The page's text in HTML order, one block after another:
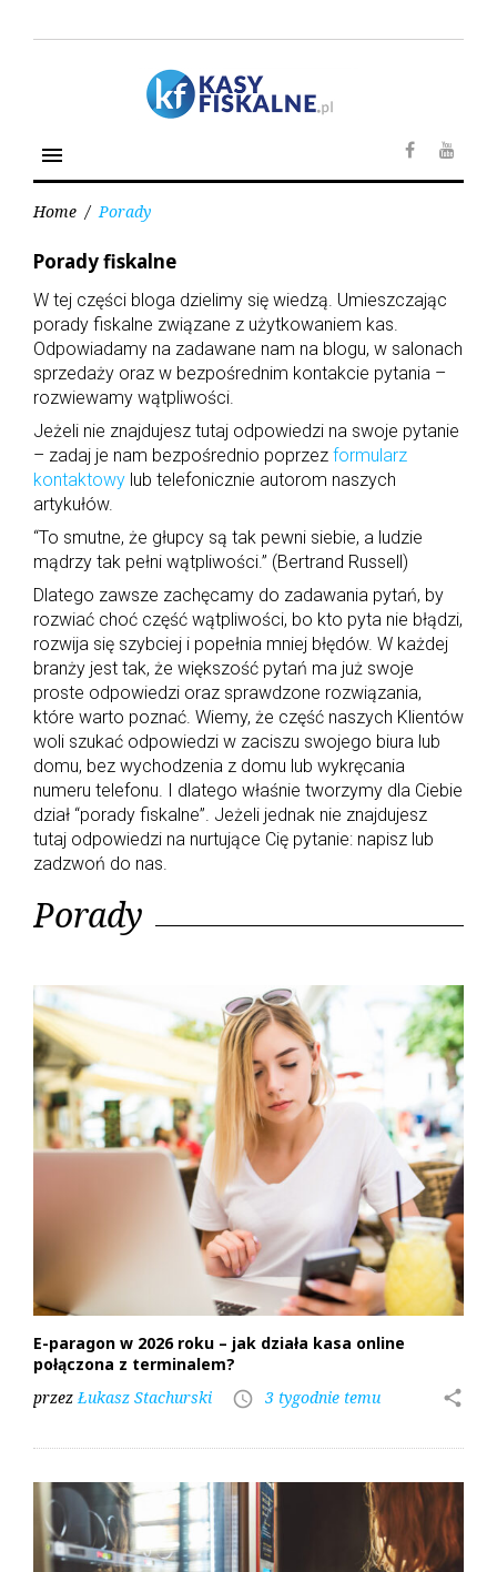
menu
F
o
k
Y
Home / Porady
K
a
t
e
g
o
r
a
:
P
o
r
a
y
Porady fiskalne
W tej części bloga dzielimy się wiedzą. Umieszczając
porady fiskalne związane z użytkowaniem kas.
Odpowiadamy na zadawane nam na blogu, w salonach
sprzedaży oraz w bezpośrednim kontakcie pytania –
rozwiewamy wątpliwości.
Jeżeli nie znajdujesz tutaj odpowiedzi na swoje pytanie
– zadaj je nam bezpośrednio poprzez formularz
kontaktowy lub telefonicznie autorom naszych
artykułów.
“To smut­ne, że głup­cy są tak pew­ni siebie, a ludzie
mądrzy tak pełni wątpliwości.” (Bertrand Russell)
Dlatego zawsze zachęcamy do zadawania pytań, by
rozwiać choć część wątpliwości, bo kto pyta nie błądzi,
rozwija się szybciej i popełnia mniej błędów. W każdej
branży jest tak, że większość pytań ma już swoje
proste odpowiedzi oraz sprawdzone rozwiązania,
które warto poznać. Wiemy, że część naszych Klientów
woli szukać odpowiedzi w zaciszu swojego biura lub
domu, bez wychodzenia z domu lub wykręcania
numeru telefonu. I dlatego właśnie tworzymy dla Ciebie
dział “porady fiskalne”. Jeżeli jednak nie znajdujesz
tutaj odpowiedzi na nurtujące Cię pytanie: napisz lub
zadzwoń do nas.
Porady
E-paragon w 2026 roku – jak działa kasa online
połączona z terminalem?
przez Łukasz Stachurski access_time 3 tygodnie temu share